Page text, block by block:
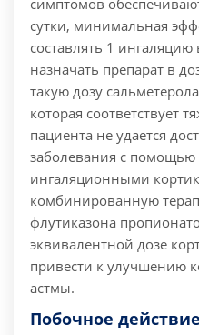
симптомов
сутки, минимальная
составлять 1 ингаляцию
назначать препарат в
такую дозу
которая соответствует
пациента не удается
заболевания с
ингаляционными
комбинированную
флутиказона
эквивалентной дозе
привести к улучшению
астмы.
Побочное действие